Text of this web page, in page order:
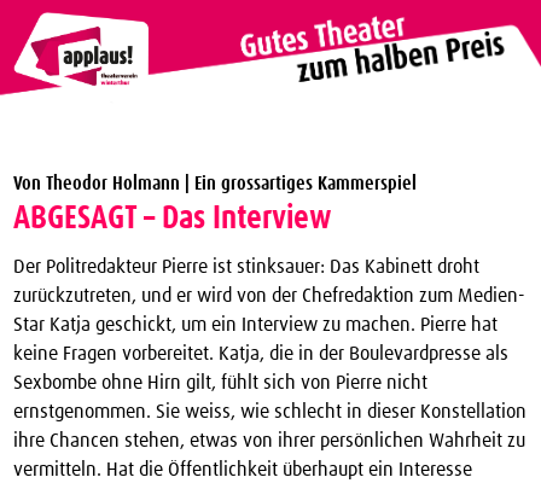
Theater Vergünstigungen
applaus!-Karte bestellen
JTC-Jugend-Theater-Club
Über uns
Kontakt
Archiv
Von Theodor Holmann | Ein grossartiges Kammerspiel
ABGESAGT – Das Interview
Der Politredakteur Pierre ist stinksauer: Das Kabinett droht
zurückzutreten, und er wird von der Chefredaktion zum Medien-
Star Katja geschickt, um ein Interview zu machen. Pierre hat
keine Fragen vorbereitet. Katja, die in der Boulevardpresse als
Sexbombe ohne Hirn gilt, fühlt sich von Pierre nicht
ernstgenommen. Sie weiss, wie schlecht in dieser Konstellation
ihre Chancen stehen, etwas von ihrer persönlichen Wahrheit zu
vermitteln. Hat die Öffentlichkeit überhaupt ein Interesse